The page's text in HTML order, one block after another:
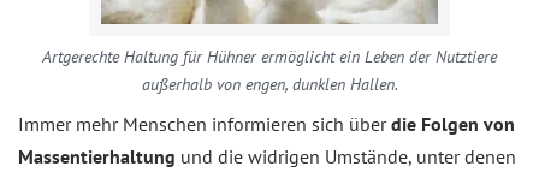
Artgerechte Haltung für Hühner ermöglicht ein Leben der Nutztiere
außerhalb von engen, dunklen Hallen.
Immer mehr Menschen informieren sich überdie Folgen von
Massentierhaltung und die widrigen Umstände, unter denen